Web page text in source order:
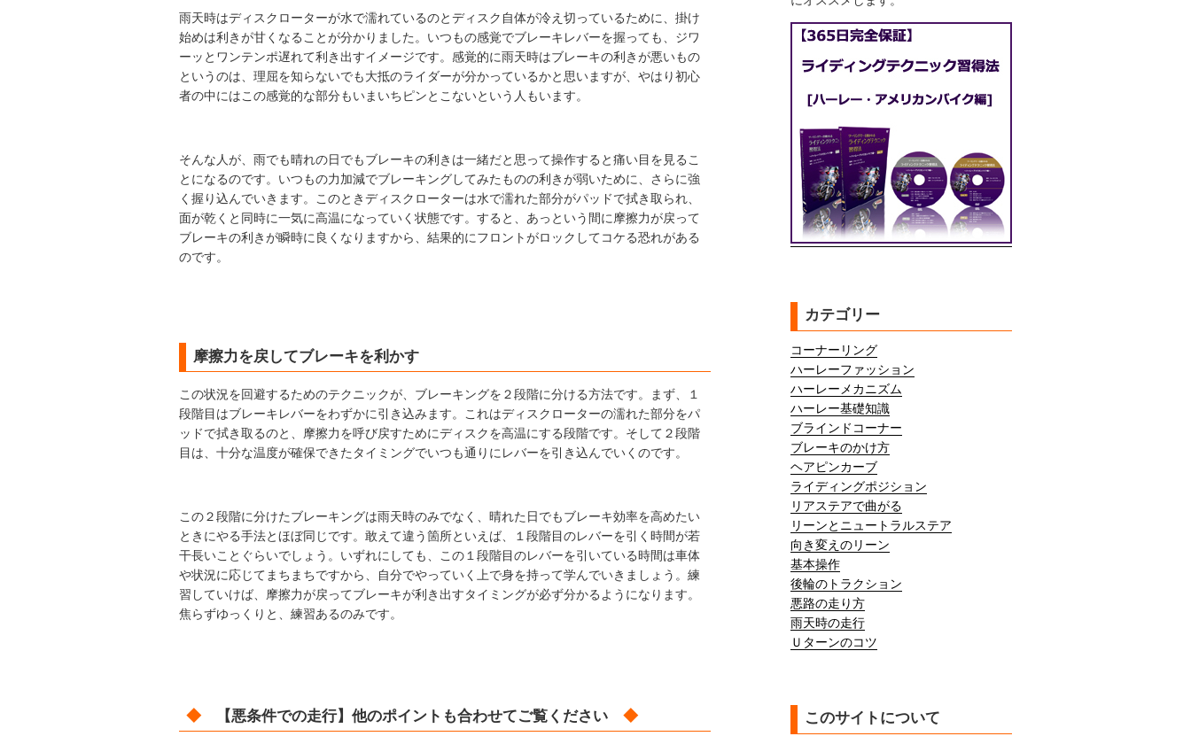
雨天時はディスクローターが水で濡れているのとディスク自体が冷え切っているために、掛け
始めは利きが甘くなることが分かりました。いつもの感覚でブレーキレバーを握っても、ジワ
ーッとワンテンポ遅れて利き出すイメージです。感覚的に雨天時はブレーキの利きが悪いもの
というのは、理屈を知らないでも大抵のライダーが分かっているかと思いますが、やはり初心
者の中にはこの感覚的な部分もいまいちピンとこないという人もいます。
そんな人が、雨でも晴れの日でもブレーキの利きは一緒だと思って操作すると痛い目を見るこ
とになるのです。いつもの力加減でブレーキングしてみたものの利きが弱いために、さらに強
く握り込んでいきます。このときディスクローターは水で濡れた部分がパッドで拭き取られ、
面が乾くと同時に一気に高温になっていく状態です。すると、あっという間に摩擦力が戻って
ブレーキの利きが瞬時に良くなりますから、結果的にフロントがロックしてコケる恐れがある
のです。
摩擦力を戻してブレーキを利かす
この状況を回避するためのテクニックが、ブレーキングを２段階に分ける方法です。まず、１
段階目はブレーキレバーをわずかに引き込みます。これはディスクローターの濡れた部分をパ
ッドで拭き取るのと、摩擦力を呼び戻すためにディスクを高温にする段階です。そして２段階
目は、十分な温度が確保できたタイミングでいつも通りにレバーを引き込んでいくのです。
この２段階に分けたブレーキングは雨天時のみでなく、晴れた日でもブレーキ効率を高めたい
ときにやる手法とほぼ同じです。敢えて違う箇所といえば、１段階目のレバーを引く時間が若
干長いことぐらいでしょう。いずれにしても、この１段階目のレバーを引いている時間は車体
や状況に応じてまちまちですから、自分でやっていく上で身を持って学んでいきましょう。練
習していけば、摩擦力が戻ってブレーキが利き出すタイミングが必ず分かるようになります。
焦らずゆっくりと、練習あるのみです。
◆ 【悪条件での走行】他のポイントも合わせてご覧ください ◆
カテゴリー
コーナーリング
ハーレーファッション
ハーレーメカニズム
ハーレー基礎知識
ブラインドコーナー
ブレーキのかけ方
ヘアピンカーブ
ライディングポジション
リアステアで曲がる
リーンとニュートラルステア
向き変えのリーン
基本操作
後輪のトラクション
悪路の走り方
雨天時の走行
Ｕターンのコツ
このサイトについて